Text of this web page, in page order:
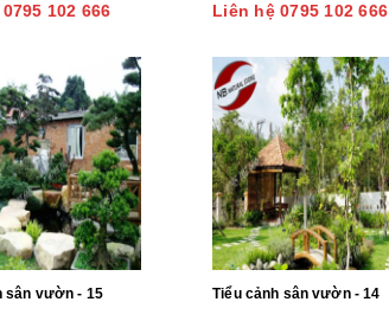
102 666 Liên hệ 0795 102 666
sân vườn - 15 Tiểu cảnh sân vườn - 14